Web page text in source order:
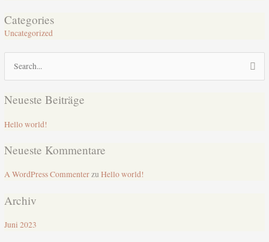
Categories
Uncategorized
Suchen
nach:
Neueste Beiträge
Hello world!
Neueste Kommentare
A WordPress CommenterzuHello world!
Archiv
Juni 2023